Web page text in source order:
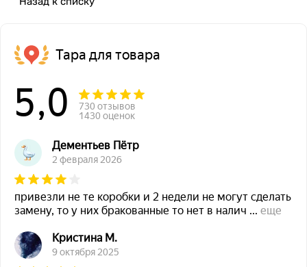
Тара для товара
5,0
730 отзывов
1430 оценок
Дементьев Пётр
2 февраля 2026
привезли не те коробки и 2 недели не могут сделать
замену, то у них бракованные то нет в налич ... еще
Кристина М.
9 октября 2025